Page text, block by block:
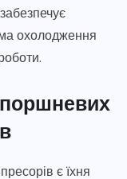
охолодження
поршневих
є їхня